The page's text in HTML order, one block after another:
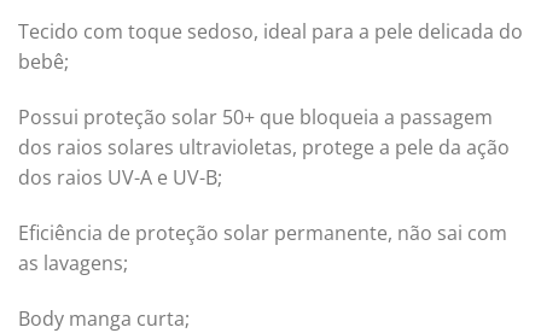
Tecido com toque sedoso, ideal para a pele delicada do
bebê;
Possui proteção solar 50+ que bloqueia a passagem
dos raios solares ultravioletas, protege a pele da ação
dos raios UV-A e UV-B;
Eficiência de proteção solar permanente, não sai com
as lavagens;
Body manga curta;